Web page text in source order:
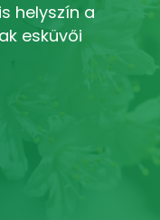
helyszín a
esküvői